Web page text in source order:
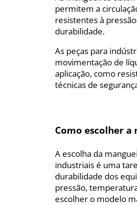
permitem a
resistentes à
durabilidade.
As peças para
movimentação de
aplicação, como
técnicas de
Como escolher a
A escolha da
industriais é uma
durabilidade dos
pressão,
escolher o modelo